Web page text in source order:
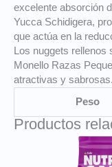
excelente absorción
Yucca Schidigera,
que actúa en la
Los nuggets rellenos
Monello Razas
atractivas y sabrosas.
Peso
Productos